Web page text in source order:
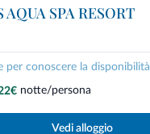
SPA RESORT
per conoscere la disponibilità
notte/persona
Vedi alloggio